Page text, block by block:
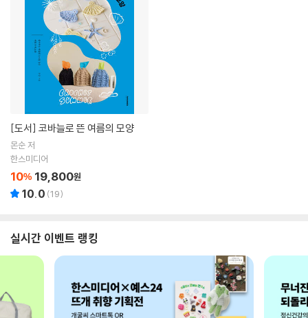
[도서] 코바늘로 뜬 여름의 모양
몬순 저
한스미디어
10% 19,800원
10.0 (19)
실시간 이벤트 랭킹